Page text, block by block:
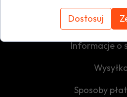
Sposoby
Informacje o
Dostosuj